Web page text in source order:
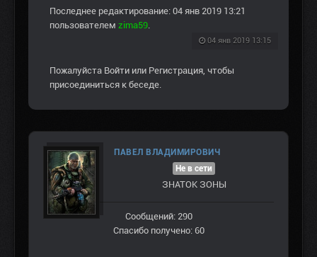
Последнее редактирование: 04 янв 2019 13:21
пользователем zima59
04 янв 2019 13:15
Пожалуйста Войти или Регистрация , чтобы
присоединиться к беседе.
ПАВЕЛ ВЛАДИМИРОВИЧ
Не в сети
ЗНАТОК ЗОНЫ
Сообщений: 290
Спасибо получено: 60